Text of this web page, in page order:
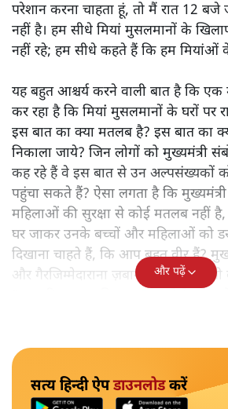
परेशान करना चाहता हूं, तो मैं रात 12 बजे
नहीं है। हम सीधे मियां मुसलमानों के
नहीं रहे; हम सीधे कहते हैं कि हम मियांओं
यह बहुत आश्चर्य करने वाली बात है कि एक
कर रहा है कि मियांं मुसलमानों के घरों पर
इस बात का क्या मतलब है? इस बात का
निकाला जाये? जिन लोगों को मुख्यमंत्री
कह रहे हैं वे इस बात से उन अल्पसंख्यकों
पहुंचा सकते हैं? ऐसा लगता है कि
महिलाओं की सुरक्षा से कोई मतलब नहीं
घर जाकर उनके बच्चों और महिलाओं को
दिखाना चाहते हैं, कि आप बहुत वीर हैं?
और गैरजिम्मेदाराना ज़बान यहीं नहीं
और पढ़ें
सत्य हिन्दी ऐपडाउनलोडकरें